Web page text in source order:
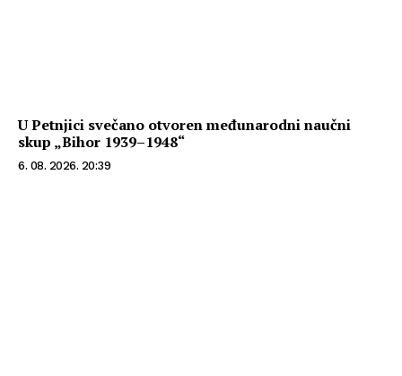
U Petnjici svečano otvoren međunarodni naučni
skup „Bihor 1939–1948“
6. 08. 2026. 20:39